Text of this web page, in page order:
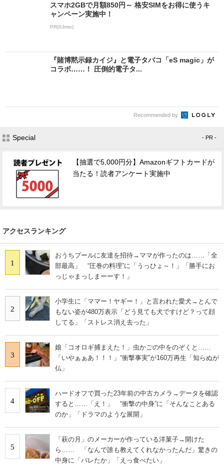
スマホ2GBで月額850円～ 格安SIMをお得に使うキ
ャンペーン実施中！
PR(IIJmio)
『賭博黙示録カイジ』と電子タバコ「eS magic」が
コラボ……！ 圧倒的電子タ...
Recommended by
Special - PR -
【抽選で5,000円分】Amazonギフトカードが
当たる！読者アンケート実施中
アクセスランキング
1
おうちプールに友達を招待→ママが作ったのは……「全
部最高」 “圧巻の料理”に「うっひょ～！」「勝手にお
っじゃまっしまーーす！」
2
小学生に「ママー！ヤギー！」と言われた愛犬→とんで
もない姿が480万表示「どう見ても犬ですけど？って顔
してる」「ストレス消え去った」
3
娘「コオロギ捕まえた！」虫かごの中をのぞくと……
「いやぁぁあ！！！」“衝撃事実”が160万再生「知らぬが
仏」
4
ハードオフで買った23年前の中古カメラ→データを確認
すると……「え！」 “衝撃の中身”に「そんなことある
のか」「ドラマのような展開」
5
「萩の月」のメーカーが作っている洋菓子→開けた
ら…… 「なんで誰も教えてくれなかったんだ」驚きの
中身に「バレたか」「えっ食べたい」